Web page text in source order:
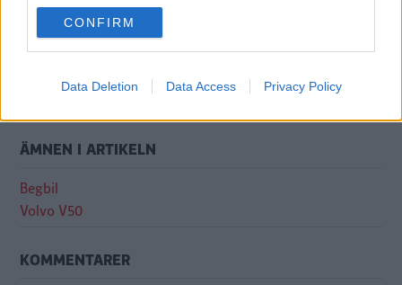
use your data for below specified purposes in below Google
consent section.
CONFIRM
Data Deletion Data Access Privacy Policy
personuppgiftspolicy.
ÄMNEN I ARTIKELN
Begbil
Volvo V50
KOMMENTARER